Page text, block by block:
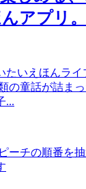
アプリ。
たいえほんラ
の童話が詰まっ
...